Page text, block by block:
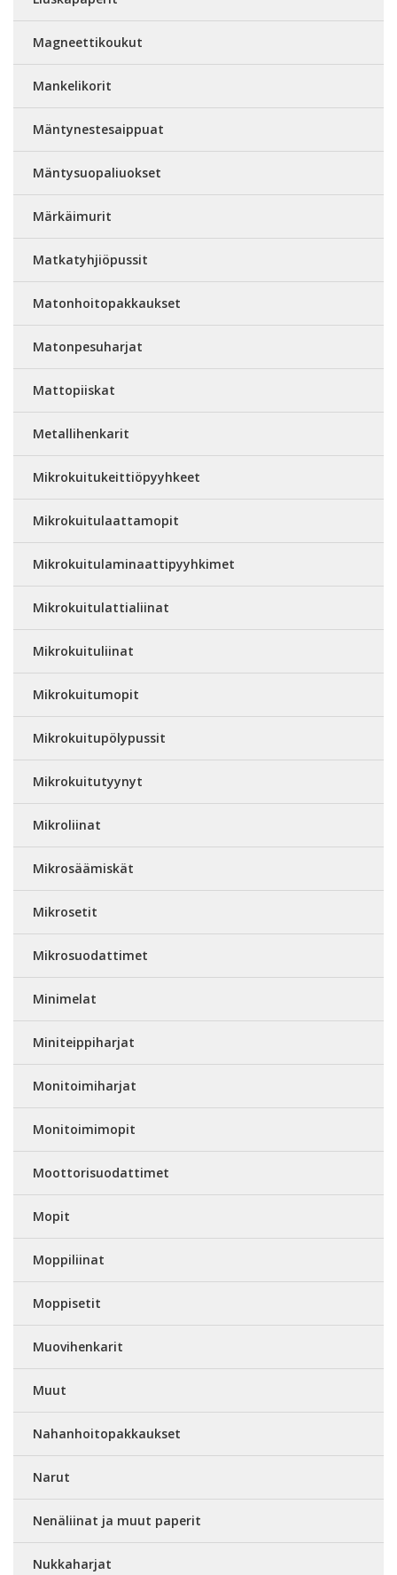
Magneettikoukut
Mankelikorit
Mäntynestesaippuat
Mäntysuopaliuokset
Märkäimurit
Matkatyhjiöpussit
Matonhoitopakkaukset
Matonpesuharjat
Mattopiiskat
Metallihenkarit
Mikrokuitukeittiöpyyhkeet
Mikrokuitulaattamopit
Mikrokuitulaminaattipyyhkimet
Mikrokuitulattialiinat
Mikrokuituliinat
Mikrokuitumopit
Mikrokuitupölypussit
Mikrokuitutyynyt
Mikroliinat
Mikrosäämiskät
Mikrosetit
Mikrosuodattimet
Minimelat
Miniteippiharjat
Monitoimiharjat
Monitoimimopit
Moottorisuodattimet
Mopit
Moppiliinat
Moppisetit
Muovihenkarit
Muut
Nahanhoitopakkaukset
Narut
Nenäliinat ja muut paperit
Nukkaharjat